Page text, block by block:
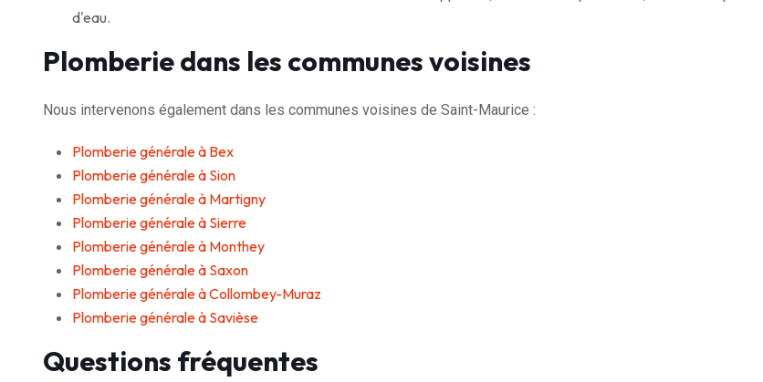
d'eau.
Plomberie dans les communes voisines
Nous intervenons également dans les communes voisines de Saint-Maurice :
Plomberie générale à Bex
Plomberie générale à Sion
Plomberie générale à Martigny
Plomberie générale à Sierre
Plomberie générale à Monthey
Plomberie générale à Saxon
Plomberie générale à Collombey-Muraz
Plomberie générale à Savièse
Questions fréquentes